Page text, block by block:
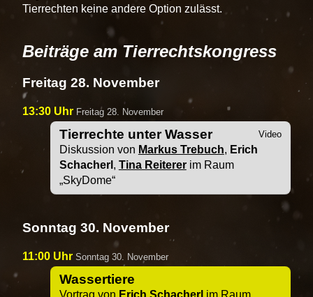
Tierrechten keine andere Option zulässt.
Beiträge am Tierrechtskongress
Freitag 28. November
13:30 Uhr Freitag 28. November
Tierrechte unter Wasser
Diskussion von Markus Trebuch, Erich
Schacherl , Tina Reitererim Raum
SkyDome
Sonntag 30. November
11:00 Uhr Sonntag 30. November
Wassertiere
Vortrag von Erich Schacherl im Raum